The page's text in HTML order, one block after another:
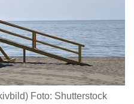
Foto: Shutterstock